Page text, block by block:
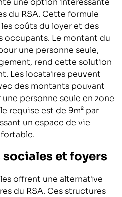
du RSA. Cette formule
coûts du loyer et des
occupants. Le montant du
une personne seule,
rend cette solution
Les locataires peuvent
des montants pouvant
personne seule en zone
requise est de 9m² par
un espace de vie
sociales et foyers
offrent une alternative
du RSA. Ces structures